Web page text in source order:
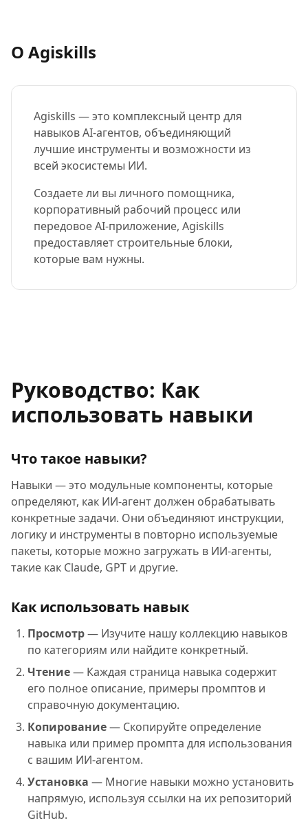
О Agiskills
Agiskills — это комплексный центр для
навыков AI-агентов, объединяющий
лучшие инструменты и возможности из
всей экосистемы ИИ.
Создаете ли вы личного помощника,
корпоративный рабочий процесс или
передовое AI-приложение, Agiskills
предоставляет строительные блоки,
которые вам нужны.
Руководство: Как
использовать навыки
Что такое навыки?
Навыки — это модульные компоненты, которые
определяют, как ИИ-агент должен обрабатывать
конкретные задачи. Они объединяют инструкции,
логику и инструменты в повторно используемые
пакеты, которые можно загружать в ИИ-агенты,
такие как Claude, GPT и другие.
Как использовать навык
Просмотр— Изучите нашу коллекцию навыков
по категориям или найдите конкретный.
Чтение— Каждая страница навыка содержит
его полное описание, примеры промптов и
справочную документацию.
Копирование— Скопируйте определение
навыка или пример промпта для использования
с вашим ИИ-агентом.
Установка — Многие навыки можно установить
напрямую, используя ссылки на их репозиторий
GitHub.